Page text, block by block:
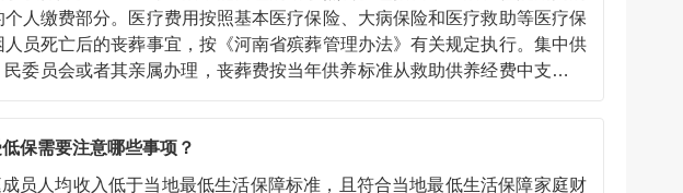
缴费部分。医疗费用按照基本医疗保险、大病保险和医疗救助等医疗保
死亡后的丧葬事宜，按《河南省殡葬管理办法》有关规定执行。集中供
委员会或者其亲属办理，丧葬费按当年供养标准从救助供养经费中支出。
社会救助热线（https://mzt.henan.gov.cn）查询。
保需要注意哪些事项？
人均收入低于当地最低生活保障标准，且符合当地最低生活保障家庭财